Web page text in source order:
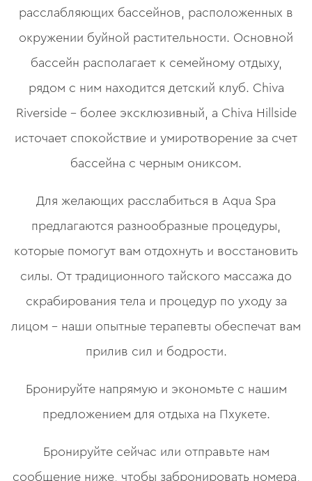
расслабляющих бассейнов, расположенных в
окружении буйной растительности. Основной
бассейн располагает к семейному отдыху,
рядом с ним находится детский клуб. Chiva
Riverside – более эксклюзивный, а Chiva Hillside
источает спокойствие и умиротворение за счет
бассейна с черным ониксом.
Для желающих расслабиться в Aqua Spa
предлагаются разнообразные процедуры,
которые помогут вам отдохнуть и восстановить
силы. От традиционного тайского массажа до
скрабирования тела и процедур по уходу за
лицом – наши опытные терапевты обеспечат вам
прилив сил и бодрости.
Бронируйте напрямую и экономьте с нашим
предложением для отдыха на Пхукете.
Бронируйте сейчас или отправьте нам
сообщение ниже, чтобы забронировать номера,